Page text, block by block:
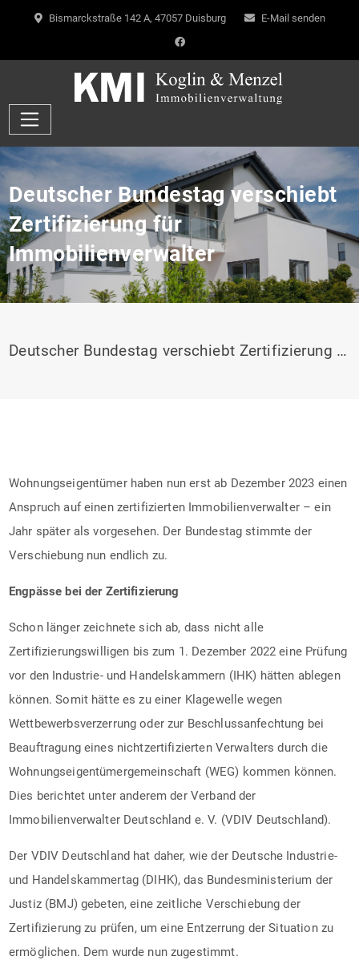
Bismarckstraße 142 A, 47057 Duisburg E-Mail senden
Deutscher Bundestag verschiebt
Zertifizierung für
Immobilienverwalter
Deutscher Bundestag verschiebt Zertifizierung für Immobilienverwalter
Wohnungseigentümer haben nun erst ab Dezember 2023 einen
Anspruch auf einen zertifizierten Immobilienverwalter – ein
Jahr später als vorgesehen. Der Bundestag stimmte der
Verschiebung nun endlich zu.
Engpässe bei der Zertifizierung
Schon länger zeichnete sich ab, dass nicht alle
Zertifizierungswilligen bis zum 1. Dezember 2022 eine Prüfung
vor den Industrie- und Handelskammern (IHK) hätten ablegen
können. Somit hätte es zu einer Klagewelle wegen
Wettbewerbsverzerrung oder zur Beschlussanfechtung bei
Beauftragung eines nichtzertifizierten Verwalters durch die
Wohnungseigentümergemeinschaft (WEG) kommen können.
Dies berichtet unter anderem der Verband der
Immobilienverwalter Deutschland e. V. (VDIV Deutschland).
Der VDIV Deutschland hat daher, wie der Deutsche Industrie-
und Handelskammertag (DIHK), das Bundesministerium der
Justiz (BMJ) gebeten, eine zeitliche Verschiebung der
Zertifizierung zu prüfen, um eine Entzerrung der Situation zu
ermöglichen. Dem wurde nun zugestimmt.